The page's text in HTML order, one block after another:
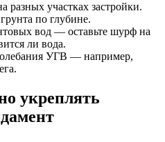
разных участках застройки.
по глубине.
вод — оставьте шурф на
ли вода.
УГВ — например,
укреплять